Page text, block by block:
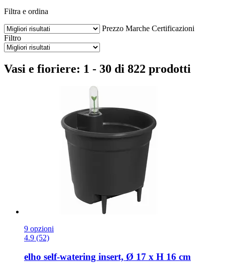
Filtra e ordina
Prezzo Marche Certificazioni
Filtro
Vasi e fioriere: 1 - 30 di 822 prodotti
9 opzioni
4.9 (52)
elho self-​watering insert, Ø 17 x H 16 cm